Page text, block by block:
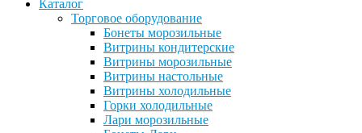
Каталог
Торговое оборудование
Бонеты морозильные
Витрины кондитерские
Витрины морозильные
Витрины настольные
Витрины холодильные
Горки холодильные
Лари морозильные